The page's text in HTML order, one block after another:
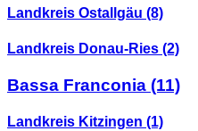
Landkreis Ostallgäu (8)
Landkreis Donau-Ries (2)
Bassa Franconia (11)
Landkreis Kitzingen (1)